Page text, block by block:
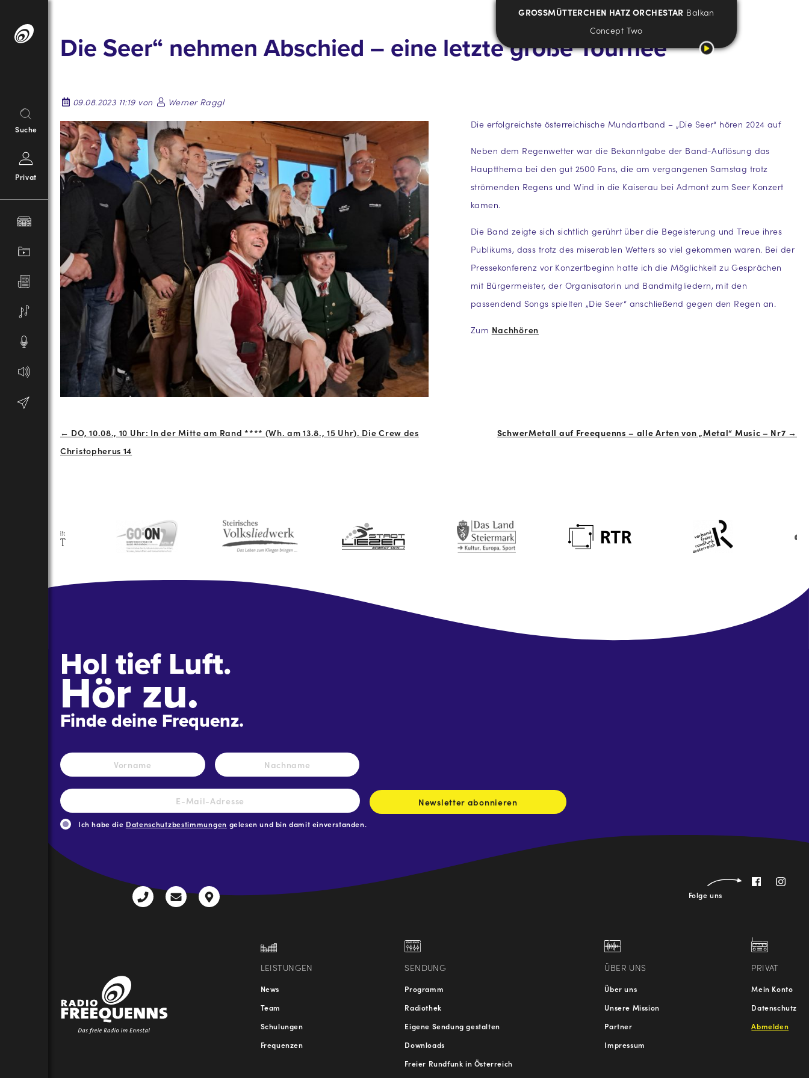
Inhalt
Suche
Privat
GROSSMÜTTERCHEN HATZ ORCHESTAR Balkan
Concept Two
Die Seer“ nehmen Abschied – eine letzte große Tournee
09.08.2023 11:19 von
Werner Raggl
Die erfolgreichste österreichische Mundartband – „Die Seer“ hören 2024 auf
Neben dem Regenwetter war die Bekanntgabe der Band-Auflösung das
Hauptthema bei den gut 2500 Fans, die am vergangenen Samstag trotz
strömenden Regens und Wind in die Kaiserau bei Admont zum Seer Konzert
kamen.
Die Band zeigte sich sichtlich gerührt über die Begeisterung und Treue ihres
Publikums, dass trotz des miserablen Wetters so viel gekommen waren. Bei der
Pressekonferenz vor Konzertbeginn hatte ich die Möglichkeit zu Gesprächen
mit Bürgermeister, der Organisatorin und Bandmitgliedern, mit den
passendend Songs spielten „Die Seer“ anschließend gegen den Regen an.
Zum Nachhören
Navigation
← DO, 10.08., 10 Uhr: In der Mitte am Rand **** (Wh. am 13.8., 15 Uhr). Die Crew des
Christopherus 14
SchwerMetall auf Freequenns – alle Arten von „Metal“ Music – Nr7 →
Hol tief Luft.
Hör zu.
Finde deine Frequenz.
Name *
Vorname Nachname
E-
Mail-
Adresse *
Newsletter abonnieren
Ich habe die Datenschutzbestimmungen gelesen und bin damit einverstanden.
Folge uns
+43
radio@freequenns.at
Kulturhausstraße
LEISTUNGEN
News
Team
Schulungen
Frequenzen
SENDUNG
Programm
Radiothek
Eigene Sendung gestalten
Downloads
Freier Rundfunk in Österreich
ÜBER UNS
Über uns
Unsere Mission
Partner
Impressum
PRIVAT
Mein Konto
Datenschutz
Abmelden